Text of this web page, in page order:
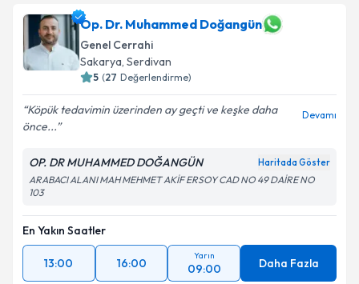
Op. Dr. Muhammed Doğangün
Genel Cerrahi
Sakarya, Serdivan
5 (27 Değerlendirme)
Köpük tedavimin üzerinden ay geçti ve keşke daha
önce...
Devamı
OP. DR MUHAMMED DOĞANGÜN Haritada Göster
ARABACI ALANI MAH MEHMET AKİF ERSOY CAD NO 49 DAİRE NO
103
En Yakın Saatler
13:00 16:00
Yarın
09:00 Daha Fazla